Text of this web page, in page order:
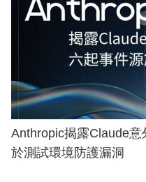
Anthropic揭露Claude
於測試環境防護漏洞